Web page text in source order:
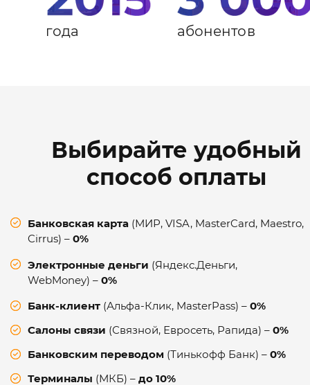
года абонентов
Банковская карта (МИР, VISA, MasterCard, Maestro,
Cirrus) – 0%
Электронные деньги (Яндекс.Деньги,
WebMoney) – 0%
Банк-клиент (Альфа-Клик, MasterPass) – 0%
Салоны связи (Связной, Евросеть, Рапида) – 0%
Банковским переводом (Тинькофф Банк) – 0%
Терминалы (МКБ) – до 10%
Выбирайте удобный
способ оплаты